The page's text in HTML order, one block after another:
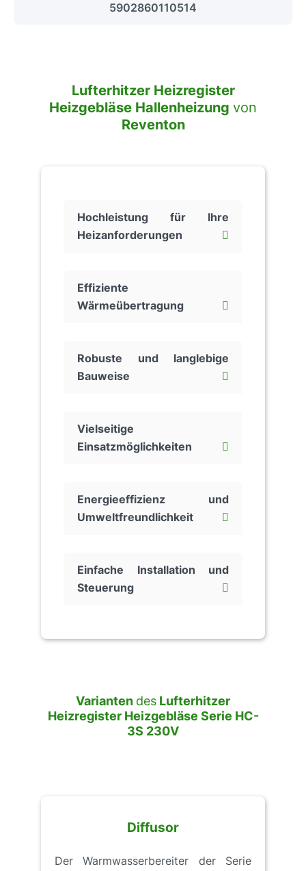
5902860110514
Lufterhitzer Heizregister
Heizgebläse Hallenheizung von
Reventon
Hochleistung für Ihre
Heizanforderungen
Effiziente
Wärmeübertragung
Robuste und langlebige
Bauweise
Vielseitige
Einsatzmöglichkeiten
Energieeffizienz und
Umweltfreundlichkeit
Einfache Installation und
Steuerung
Varianten des Lufterhitzer
Heizregister Heizgebläse Serie HC-
3S 230V
Diffusor
Der Warmwasserbereiter der Serie